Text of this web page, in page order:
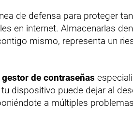
de defensa para proteger
en internet. Almacenarlas
mismo, representa un
gestor de contraseñas
dispositivo puede dejar al
a múltiples